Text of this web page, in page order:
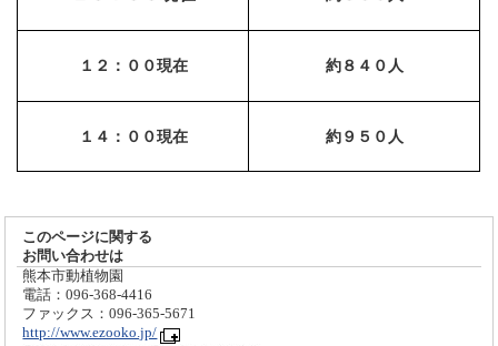
１２：００現在 約８４０人
１４：００現在 約９５０人
このページに関する
お問い合わせは
熊本市動植物園
電話：096-368-4416
ファックス：096-365-5671
http://www.ezooko.jp/